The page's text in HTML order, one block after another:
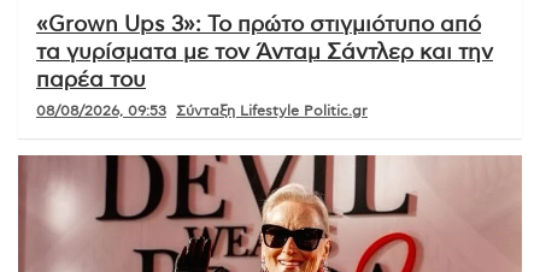
«Grown Ups 3»: Το πρώτο στιγμιότυπο από
τα γυρίσματα με τον Άνταμ Σάντλερ και την
παρέα του
08/08/2026, 09:53 Σύνταξη Lifestyle Politic.gr